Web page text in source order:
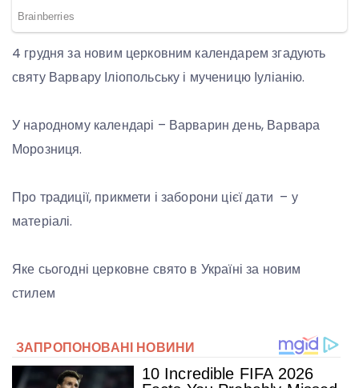
4 грудня за новим церковним календарем згадують
святу Варвару Іліопольську і мученицю Іуліанію.
У народному календарі – Варварин день, Варвара
Морозниця.
Про традиції, прикмети і заборони цієї дати – у
матеріалі.
Яке сьогодні церковне свято в Україні за новим
стилем